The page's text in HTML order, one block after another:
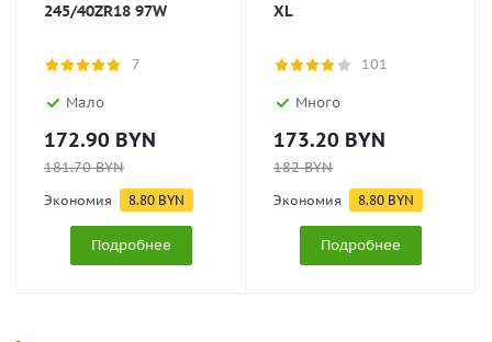
245/40ZR18 97W
7
Мало
172.90 BYN
181.70BYN
Экономия 8.80 BYN
Подробнее
XL
101
Много
173.20 BYN
182BYN
Экономия 8.80 BYN
Подробнее